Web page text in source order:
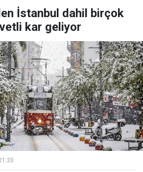
İstanbul dahil birçok
kar geliyor